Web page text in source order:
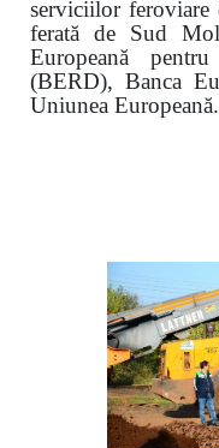
serviciilor
ferată de Sud
Europeană
(BERD), Banca
Uniunea Europeană.